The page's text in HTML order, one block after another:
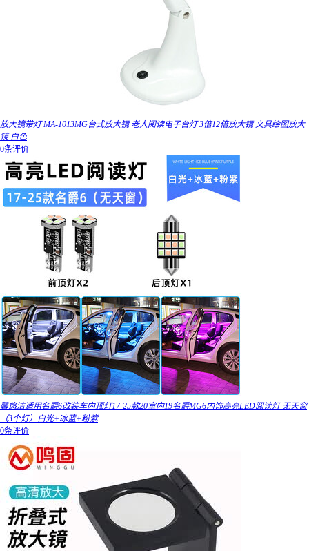
放大镜带灯 MA-1013MG台式放大镜 老人阅读电子台灯 3倍12倍放大镜 文具绘图放大
镜 白色
0条评价
馨悠洁适用名爵6改装车内顶灯17-25款20室内19名爵MG6内饰高亮LED阅读灯 无天窗
（3个灯）白光+冰蓝+粉紫
0条评价